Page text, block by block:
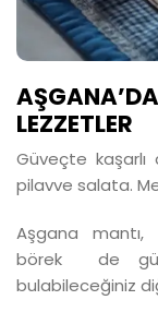
LEZZETLER
Güveçte
pilavve salata.
Aşgana
börek de
bulabileceğiniz